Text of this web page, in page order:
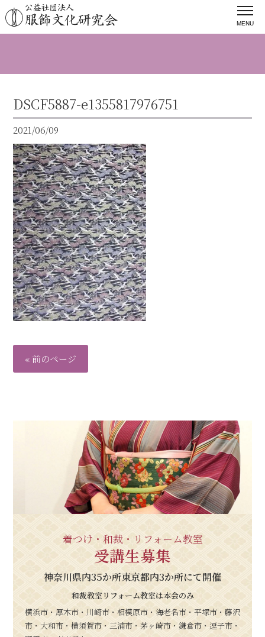
MENU
DSCF5887-e1355817976751
2021/06/09
« 前のページ
着つけ・和裁・リフォーム教室
受講生募集
神奈川県内35か所東京都内3か所にて開催
和裁教室リフォーム教室は本会のみ
横浜市・厚木市・川崎市・相模原市・海老名市・平塚市・藤沢
市・大和市・横須賀市・三浦市・茅ヶ崎市・鎌倉市・逗子市・